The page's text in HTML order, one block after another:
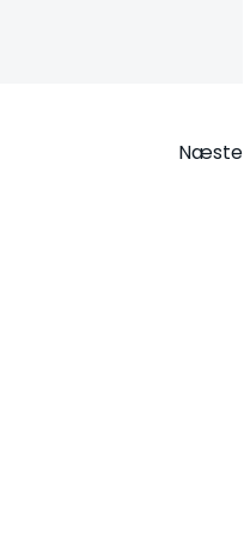
Næste